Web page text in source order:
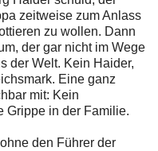
zeitweise zum Anlass
zu wollen. Dann
der gar nicht im Wege
der Welt. Kein Haider,
Eine ganz
mit: Kein
Grippe in der Familie.
den Führer der